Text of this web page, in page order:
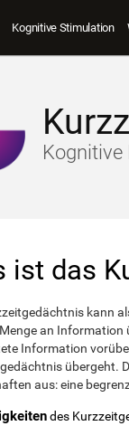
Kognitive Stimulation
Kognitive
ist das
kann
an Information
Information
übergeht.
aus: eine
des